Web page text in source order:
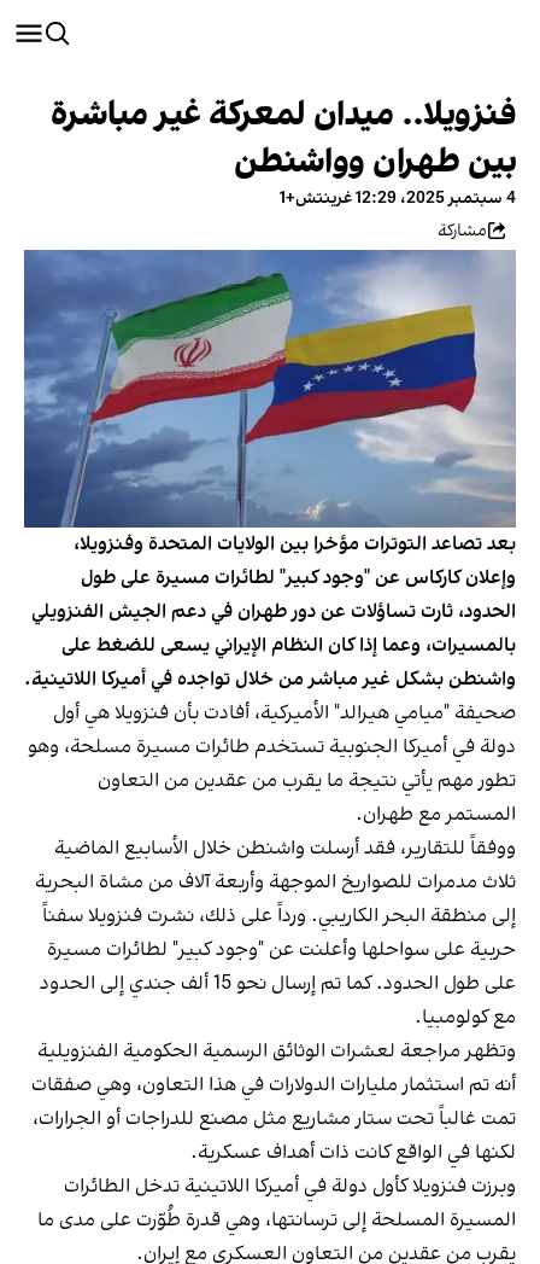
فنزويلا.. ميدان لمعركة غير مباشرة
بين طهران وواشنطن
4 سبتمبر 2025، 12:29 غرينتش+1
مشاركة
بعد تصاعد التوترات مؤخرا بين الولايات المتحدة وفنزويلا،
وإعلان كاركاس عن "وجود كبير" لطائرات مسيرة على طول
الحدود، ثارت تساؤلات عن دور طهران في دعم الجيش الفنزويلي
بالمسيرات، وعما إذا كان النظام الإيراني يسعى للضغط على
واشنطن بشكل غير مباشر من خلال تواجده في أميركا اللاتينية.
صحيفة "ميامي هيرالد" الأميركية، أفادت بأن فنزويلا هي أول
دولة في أميركا الجنوبية تستخدم طائرات مسيرة مسلحة، وهو
تطور مهم يأتي نتيجة ما يقرب من عقدين من التعاون
المستمر مع طهران.
ووفقاً للتقارير، فقد أرسلت واشنطن خلال الأسابيع الماضية
ثلاث مدمرات للصواريخ الموجهة وأربعة آلاف من مشاة البحرية
إلى منطقة البحر الكاريبي. ورداً على ذلك، نشرت فنزويلا سفناً
حربية على سواحلها وأعلنت عن "وجود كبير" لطائرات مسيرة
على طول الحدود. كما تم إرسال نحو 15 ألف جندي إلى الحدود
مع كولومبيا.
وتظهر مراجعة لعشرات الوثائق الرسمية الحكومية الفنزويلية
أنه تم استثمار مليارات الدولارات في هذا التعاون، وهي صفقات
تمت غالباً تحت ستار مشاريع مثل مصنع للدراجات أو الجرارات،
لكنها في الواقع كانت ذات أهداف عسكرية.
وبرزت فنزويلا كأول دولة في أميركا اللاتينية تدخل الطائرات
المسيرة المسلحة إلى ترسانتها، وهي قدرة طُوّرت على مدى ما
يقرب من عقدين من التعاون العسكري مع إيران.